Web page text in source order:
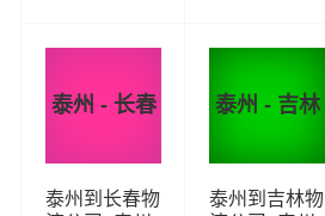
泰州 - 长春
泰州到长春物
泰州 - 吉林
泰州到吉林物